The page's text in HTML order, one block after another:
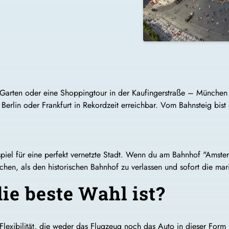
oder eine Shoppingtour in der Kaufingerstraße –
oder Frankfurt in Rekordzeit erreichbar. Vom Bahnsteig
für eine perfekt vernetzte Stadt. Wenn du am Bahnhof
als den historischen Bahnhof zu verlassen und sofort die
beste Wahl ist?
die weder das Flugzeug noch das Auto in dieser